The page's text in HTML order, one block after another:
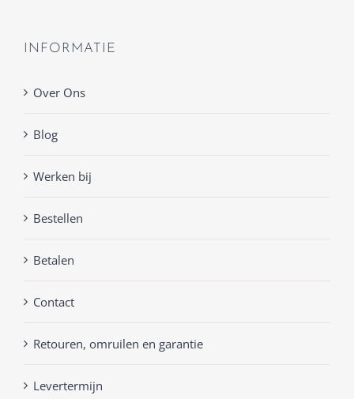
INFORMATIE
Over Ons
Blog
Werken bij
Bestellen
Betalen
Contact
Retouren, omruilen en garantie
Levertermijn